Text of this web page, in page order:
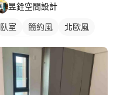
昱銓空間設計
臥室 簡約風
北歐風